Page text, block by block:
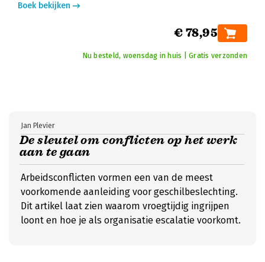
Boek bekijken
€ 78,95
Nu besteld, woensdag in huis | Gratis verzonden
De sleutel om conflicten op het werk
aan te gaan
Jan Plevier
Arbeidsconflicten vormen een van de meest
voorkomende aanleiding voor geschilbeslechting.
Dit artikel laat zien waarom vroegtijdig ingrijpen
loont en hoe je als organisatie escalatie voorkomt.